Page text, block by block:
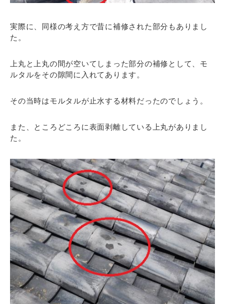
実際に、同様の考え方で昔に補修された部分もありまし
た。
上丸と上丸の間が空いてしまった部分の補修として、モ
ルタルをその隙間に入れてあります。
その当時はモルタルが止水する材料だったのでしょう。
また、ところどころに表面剥離している上丸がありまし
た。